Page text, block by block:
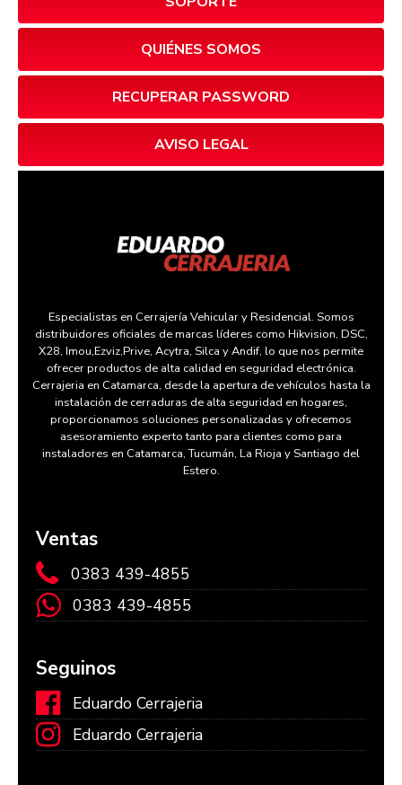
QUIÉNES SOMOS
RECUPERAR PASSWORD
AVISO LEGAL
Especialistas en Cerrajería Vehicular y Residencial. Somos
distribuidores oficiales de marcas líderes como Hikvision, DSC,
X28, Imou,Ezviz,Prive, Acytra, Silca y Andif, lo que nos permite
ofrecer productos de alta calidad en seguridad electrónica.
Cerrajeria en Catamarca, desde la apertura de vehículos hasta la
instalación de cerraduras de alta seguridad en hogares,
proporcionamos soluciones personalizadas y ofrecemos
asesoramiento experto tanto para clientes como para
instaladores en Catamarca, Tucumán, La Rioja y Santiago del
Estero.
Ventas
0383 439-4855
0383 439-4855
Seguinos
Eduardo Cerrajeria
Eduardo Cerrajeria